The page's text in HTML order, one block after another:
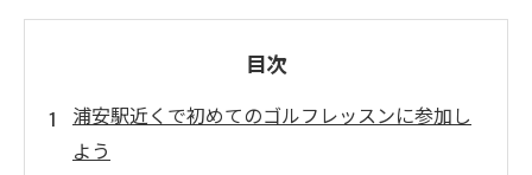
目次
浦安駅近くで初めてのゴルフレッスンに参加し
よう